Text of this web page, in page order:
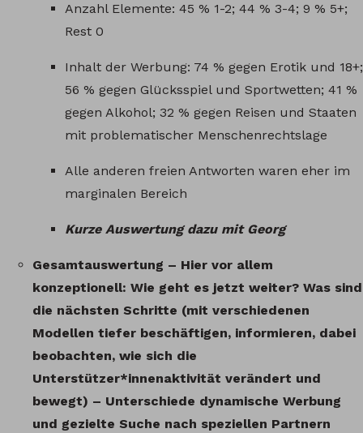
Anzahl Elemente: 45 % 1-2; 44 % 3-4; 9 % 5+;
Rest 0
Inhalt der Werbung: 74 % gegen Erotik und 18+;
56 % gegen Glücksspiel und Sportwetten; 41 %
gegen Alkohol; 32 % gegen Reisen und Staaten
mit problematischer Menschenrechtslage
Alle anderen freien Antworten waren eher im
marginalen Bereich
Kurze Auswertung dazu mit Georg
Gesamtauswertung – Hier vor allem
konzeptionell: Wie geht es jetzt weiter? Was sind
die nächsten Schritte (mit verschiedenen
Modellen tiefer beschäftigen, informieren, dabei
beobachten, wie sich die
Unterstützer*innenaktivität verändert und
bewegt) – Unterschiede dynamische Werbung
und gezielte Suche nach speziellen Partnern